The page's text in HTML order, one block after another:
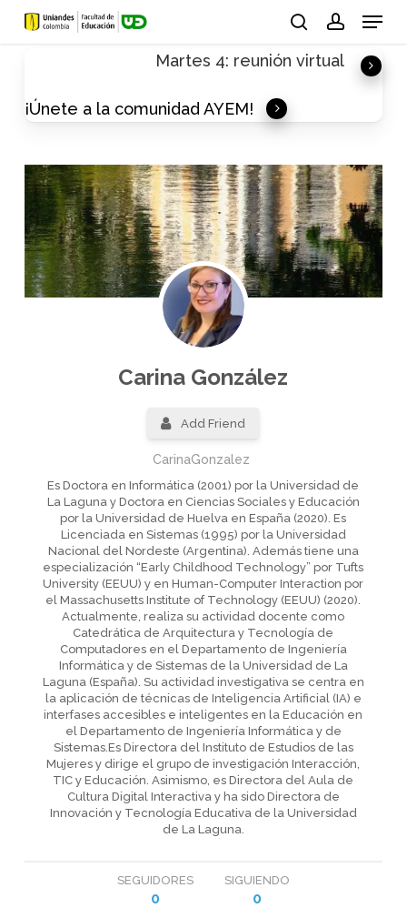
Skip
Menu
Martes 4: reunión virtual
¡Únete a la comunidad AYEM!
Carina González
Add Friend
CarinaGonzalez
Es Doctora en Informática (2001) por la Universidad de
La Laguna y Doctora en Ciencias Sociales y Educación
por la Universidad de Huelva en España (2020). Es
Licenciada en Sistemas (1995) por la Universidad
Nacional del Nordeste (Argentina). Además tiene una
especialización “Early Childhood Technology” por Tufts
University (EEUU) y en Human-Computer Interaction por
el Massachusetts Institute of Technology (EEUU) (2020).
Actualmente, realiza su actividad docente como
Catedrática de Arquitectura y Tecnología de
Computadores en el Departamento de Ingeniería
Informática y de Sistemas de la Universidad de La
Laguna (España). Su actividad investigativa se centra en
la aplicación de técnicas de Inteligencia Artificial (IA) e
interfases accesibles e inteligentes en la Educación en
el Departamento de Ingeniería Informática y de
Sistemas.Es Directora del Instituto de Estudios de las
Mujeres y dirige el grupo de investigación Interacción,
TIC y Educación. Asimismo, es Directora del Aula de
Cultura Digital Interactiva y ha sido Directora de
Innovación y Tecnología Educativa de la Universidad
de La Laguna.
SEGUIDORES
0
SIGUIENDO
0